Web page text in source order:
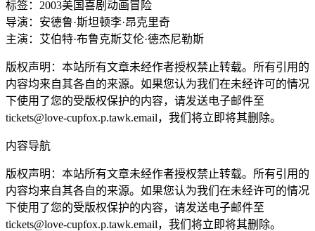
标签： 2003美国喜剧 动画冒险
导演： 安德鲁·斯坦顿李·昂克里奇
主演： 艾伯特·布鲁克斯艾伦·德杰尼勒斯
版权声明：本站所有文章未经作者授权禁止转载。所有引用的
内容均来自其各自的来源。如果您认为我们在未经许可的情况
下使用了您的受版权保护的内容，请发送电子邮件至
tickets@love-cupfox.p.tawk.email，我们将立即将其删除。
内容导航
版权声明：本站所有文章未经作者授权禁止转载。所有引用的
内容均来自其各自的来源。如果您认为我们在未经许可的情况
下使用了您的受版权保护的内容，请发送电子邮件至
tickets@love-cupfox.p.tawk.email，我们将立即将其删除。